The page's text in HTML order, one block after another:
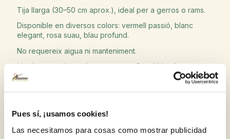
Pues sí, ¡usamos cookies!
Las necesitamos para cosas como mostrar publicidad
Tija llarga (30–50 cm aprox.), ideal per a gerros o rams.
Disponible en diversos colors: vermell passió, blanc
elegant, rosa suau, blau profund.
No requereix aigua ni manteniment.
Ideal per a aniversaris, casaments, Sant Valentí o per
transformar qualsevol racó de casa teva o oficina amb un
eucaliptus o paniculata per a una decoració sofisticada i
minimalista.